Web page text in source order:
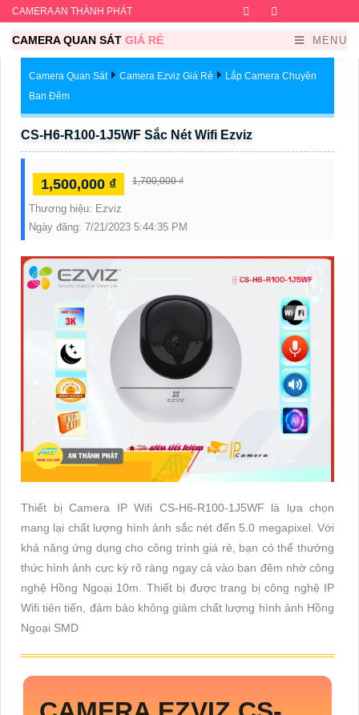
CAMERA AN THÀNH PHÁT Facebook
CAMERA QUAN SÁT GIÁ RẺ MENU
Camera Quan Sát Camera Ezviz Giá Rẻ
Lắp Camera Chuyên
Ban Đêm
CS-H6-R100-1J5WF Sắc Nét Wifi Ezviz
1,500,000 ₫ 1,700,000 ₫
Thương hiệu: Ezviz
Ngày đăng: 7/21/2023 5:44:35 PM
Thiết bị Camera IP Wifi CS-H6-R100-1J5WF là lựa chọn
mang lại chất lượng hình ảnh sắc nét đến 5.0 megapixel. Với
khả năng ứng dụng cho công trình giá rẻ, bạn có thể thưởng
thức hình ảnh cực kỳ rõ ràng ngay cả vào ban đêm nhờ công
nghệ Hồng Ngoại 10m. Thiết bị được trang bị công nghệ IP
Wifi tiên tiến, đảm bảo không giảm chất lượng hình ảnh Hồng
Ngoại SMD